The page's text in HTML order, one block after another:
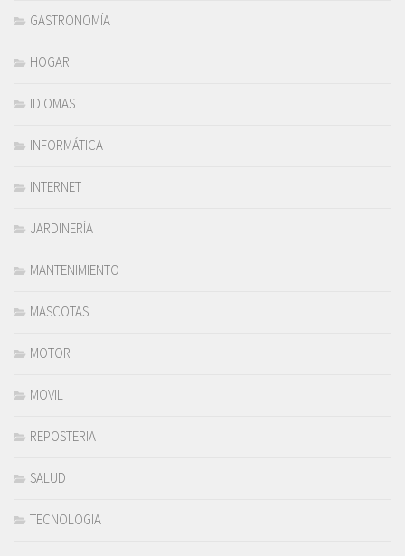
GASTRONOMÍA
HOGAR
IDIOMAS
INFORMÁTICA
INTERNET
JARDINERÍA
MANTENIMIENTO
MASCOTAS
MOTOR
MOVIL
REPOSTERIA
SALUD
TECNOLOGIA